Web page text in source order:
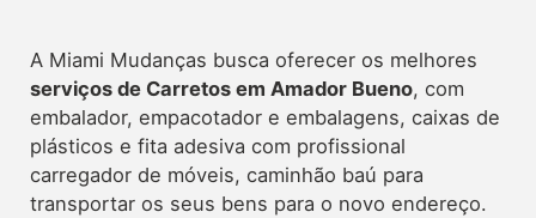
A Miami Mudanças busca oferecer os melhores
serviços de Carretos em Amador Bueno, com
embalador, empacotador e embalagens, caixas de
plásticos e fita adesiva com profissional
carregador de móveis, caminhão baú para
transportar os seus bens para o novo endereço.